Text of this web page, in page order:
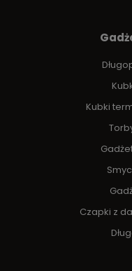
Kubki
Czapki z